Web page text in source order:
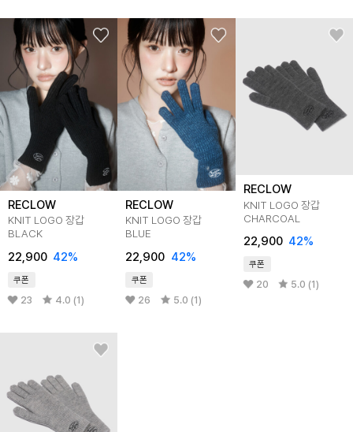
RECLOW
KNIT LOGO 장갑
BLACK
22,900 42%
쿠폰
23 4.0 (1)
RECLOW
KNIT LOGO 장갑
BLUE
22,900 42%
쿠폰
26 5.0 (1)
RECLOW
KNIT LOGO 장갑
CHARCOAL
22,900 42%
쿠폰
20 5.0 (1)